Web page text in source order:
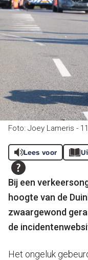
Foto: Joey Lameris -
Lees voor
Bij een
hoogte van de
zwaargewond
de
Het ongeluk